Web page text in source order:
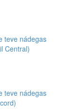
teve nádegas
Central)
teve nádegas